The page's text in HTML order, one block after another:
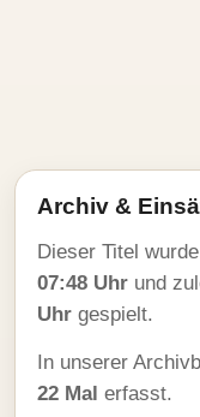
Archiv &
Dieser Titel
07:48 Uhr und
Uhr gespielt.
In unserer
22 Mal erfasst.